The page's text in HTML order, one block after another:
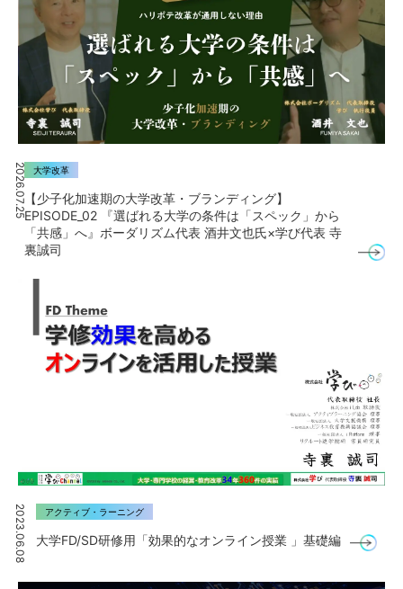
2026.07.25 大学改革
【少子化加速期の大学改革・ブランディング】
EPISODE_02 『選ばれる大学の条件は「スペック」から
「共感」へ』ボーダリズム代表 酒井文也氏×学び代表 寺
裏誠司
2023.06.08 アクティブ・ラーニング
大学FD/SD研修用「効果的なオンライン授業 」基礎編